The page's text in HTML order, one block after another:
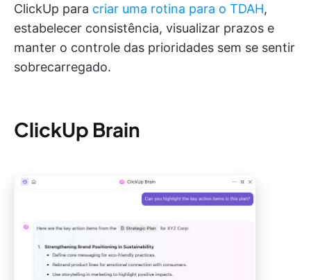
ClickUp para criar uma rotina para o TDAH,
estabelecer consistência, visualizar prazos e
manter o controle das prioridades sem se sentir
sobrecarregado.
ClickUp Brain